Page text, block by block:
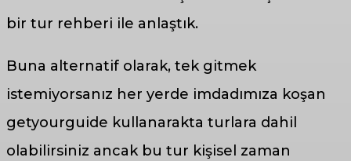
bir tur rehberi ile anlaştık.
Buna alternatif olarak, tek gitmek
istemiyorsanız her yerde imdadımıza koşan
getyourguide kullanarakta turlara dahil
olabilirsiniz ancak bu tur kişisel zaman